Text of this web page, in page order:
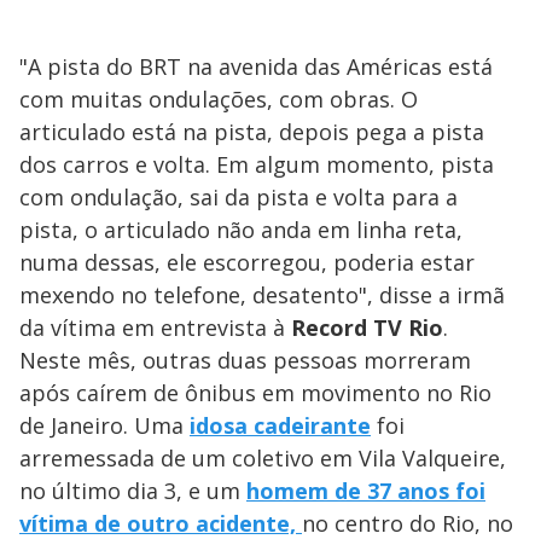
"A pista do BRT na avenida das Américas está
com muitas ondulações, com obras. O
articulado está na pista, depois pega a pista
dos carros e volta. Em algum momento, pista
com ondulação, sai da pista e volta para a
pista, o articulado não anda em linha reta,
numa dessas, ele escorregou, poderia estar
mexendo no telefone, desatento", disse a irmã
da vítima em entrevista à Record TV Rio.
Neste mês, outras duas pessoas morreram
após caírem de ônibus em movimento no Rio
de Janeiro. Uma idosa cadeirante foi
arremessada de um coletivo em Vila Valqueire,
no último dia 3, e um homem de 37 anos foi
vítima de outro acidente, no centro do Rio, no